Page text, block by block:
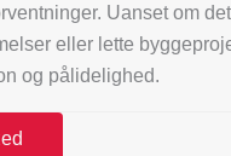
Uanset om
eller lette
og pålidelighed.